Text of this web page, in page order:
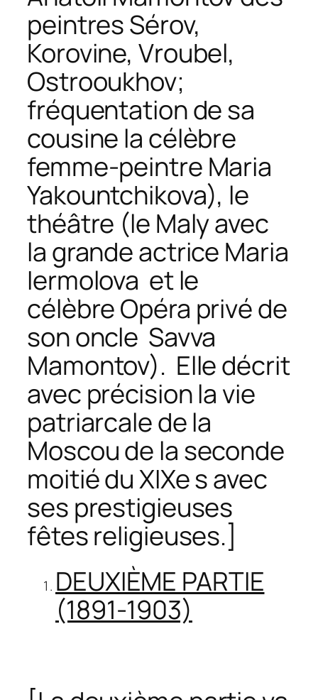
peintres Sérov,
Korovine, Vroubel,
Ostrooukhov;
fréquentation de sa
cousine la célèbre
femme-peintre Maria
Yakountchikova), le
théâtre (le Maly avec
la grande actrice Maria
Iermolova et le
célèbre Opéra privé de
son oncle Savva
Mamontov). Elle décrit
avec précision la vie
patriarcale de la
Moscou de la seconde
moitié du XIXe s avec
ses prestigieuses
fêtes religieuses.]
DEUXIÈME PARTIE
(1891-1903)